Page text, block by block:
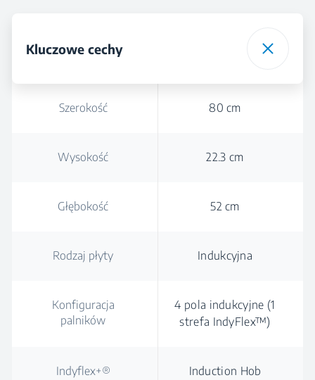
Kluczowe cechy
Szerokość 80 cm
Wysokość 22.3 cm
Głębokość 52 cm
Rodzaj płyty Indukcyjna
Konfiguracja
palników
4 pola indukcyjne (1
strefa IndyFlex™)
Indyflex+®
Induction Hob